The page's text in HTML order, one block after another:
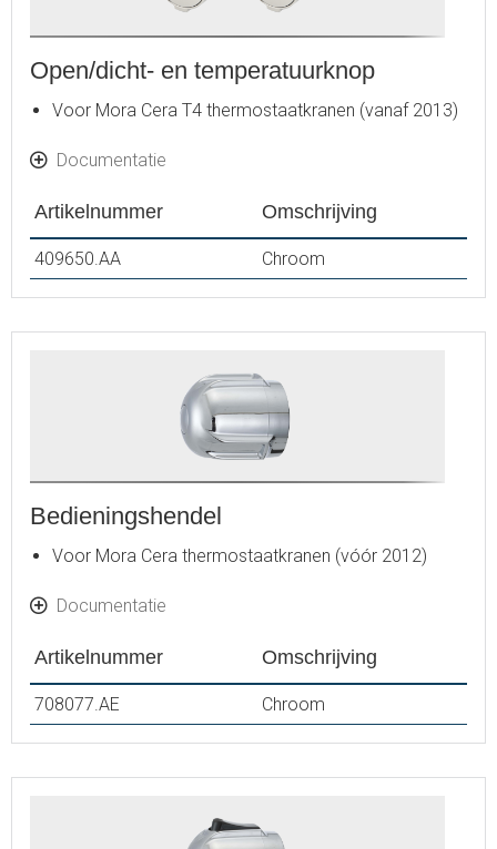
Open/dicht- en temperatuurknop
Voor Mora Cera T4 thermostaatkranen (vanaf 2013)
Documentatie
Artikelnummer Omschrijving
409650.AA Chroom
Bedieningshendel
Voor Mora Cera thermostaatkranen (vóór 2012)
Documentatie
Artikelnummer Omschrijving
708077.AE Chroom